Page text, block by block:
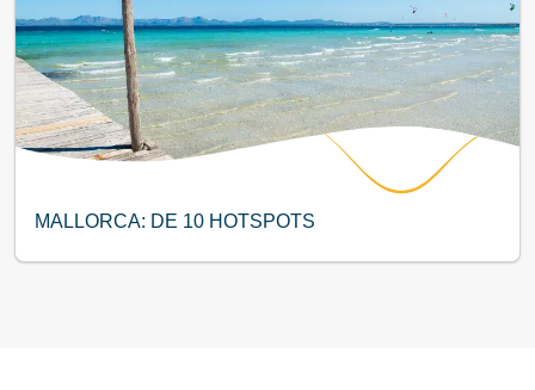
MALLORCA: DE 10 HOTSPOTS